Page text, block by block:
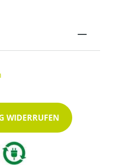
WIDERRUFEN